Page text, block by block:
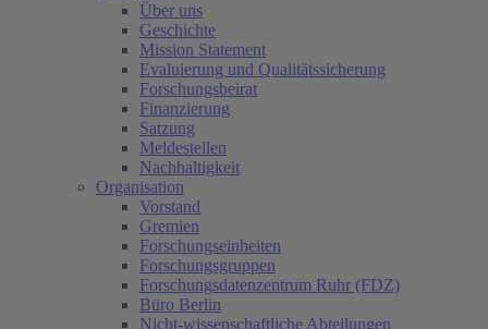
Über uns
Geschichte
Mission Statement
Evaluierung und Qualitätssicherung
Forschungsbeirat
Finanzierung
Satzung
Meldestellen
Nachhaltigkeit
Organisation
Vorstand
Gremien
Forschungseinheiten
Forschungsgruppen
Forschungsdatenzentrum Ruhr (FDZ)
Büro Berlin
Nicht-wissenschaftliche Abteilungen